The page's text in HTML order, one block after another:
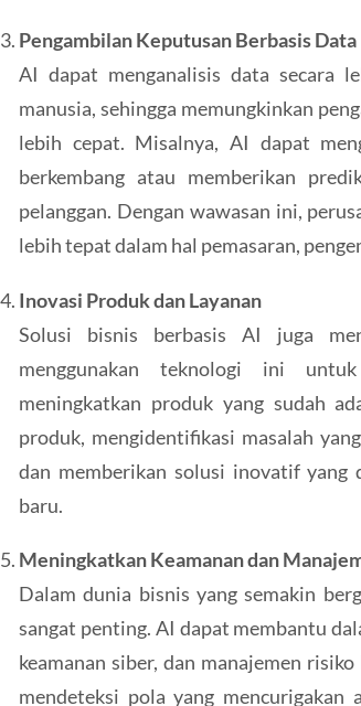
Pengambilan Keputusan Berbasis Data
AI dapat menganalisis data secara
manusia, sehingga memungkinkan
lebih cepat. Misalnya, AI dapat
berkembang atau memberikan
pelanggan. Dengan wawasan ini,
lebih tepat dalam hal pemasaran,
Inovasi Produk dan Layanan
Solusi bisnis berbasis AI juga
menggunakan teknologi ini
meningkatkan produk yang sudah
produk, mengidentifikasi masalah
dan memberikan solusi inovatif yang
baru.
Meningkatkan Keamanan dan
Dalam dunia bisnis yang semakin
sangat penting. AI dapat membantu
keamanan siber, dan manajemen
mendeteksi pola yang mencurigakan